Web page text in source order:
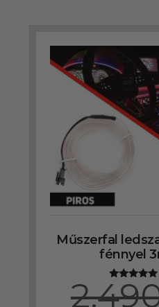
Műszerfal
fénnyel
Értékelés:
5.00
/ 5